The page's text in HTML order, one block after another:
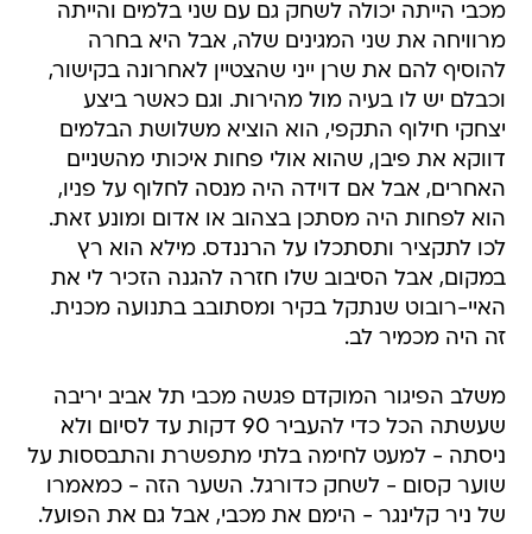
מכבי הייתה יכולה לשחק גם עם שני בלמים והייתה
מרוויחה את שני המגינים שלה, אבל היא בחרה
להוסיף להם את שרן ייני שהצטיין לאחרונה בקישור,
וכבלם יש לו בעיה מול מהירות. וגם כאשר ביצע
יצחקי חילוף התקפי, הוא הוציא משלושת הבלמים
דווקא את פיבן, שהוא אולי פחות איכותי מהשניים
האחרים, אבל אם דוידה היה מנסה לחלוף על פניו,
הוא לפחות היה מסתכן בצהוב או אדום ומונע זאת.
לכו לתקציר ותסתכלו על הרננדס. מילא הוא רץ
במקום, אבל הסיבוב שלו חזרה להגנה הזכיר לי את
האיי-רובוט שנתקל בקיר ומסתובב בתנועה מכנית.
זה היה מכמיר לב.
משלב הפיגור המוקדם פגשה מכבי תל אביב יריבה
שעשתה הכל כדי להעביר 90 דקות עד לסיום ולא
ניסתה - למעט לחימה בלתי מתפשרת והתבססות על
שוער קסום - לשחק כדורגל. השער הזה - כמאמרו
של ניר קלינגר - הימם את מכבי, אבל גם את הפועל.